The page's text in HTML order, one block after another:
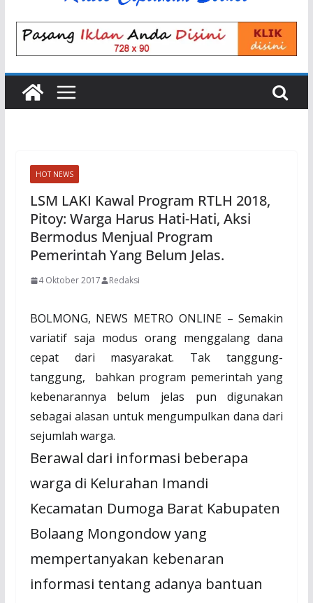
HOT NEWS
LSM LAKI Kawal Program RTLH 2018,
Pitoy: Warga Harus Hati-Hati, Aksi
Bermodus Menjual Program
Pemerintah Yang Belum Jelas.
4 Oktober 2017 Redaksi
BOLMONG, NEWS METRO ONLINE – Semakin
variatif saja modus orang menggalang dana
cepat dari masyarakat. Tak tanggung-
tanggung, bahkan program pemerintah yang
kebenarannya belum jelas pun digunakan
sebagai alasan untuk mengumpulkan dana dari
sejumlah warga.
Berawal dari informasi beberapa
warga di Kelurahan Imandi
Kecamatan Dumoga Barat Kabupaten
Bolaang Mongondow yang
mempertanyakan kebenaran
informasi tentang adanya bantuan